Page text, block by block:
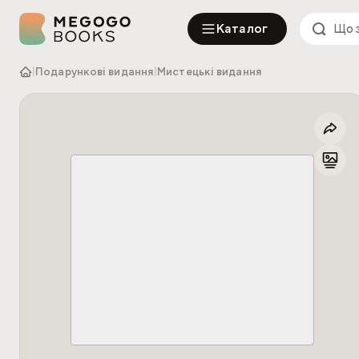
Каталог
Подарункові видання Мистецькі видання